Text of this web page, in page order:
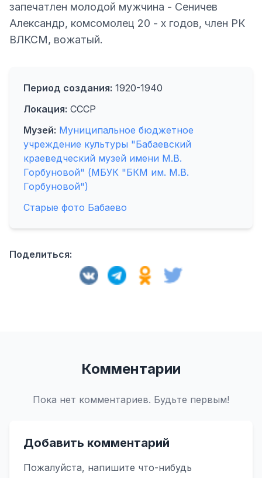
запечатлен молодой мужчина - Сеничев
Александр, комсомолец 20 - х годов, член РК
ВЛКСМ, вожатый.
Период создания: 1920-1940
Локация: СССР
Музей: Муниципальное бюджетное
учреждение культуры "Бабаевский
краеведческий музей имени М.В.
Горбуновой" (МБУК "БКМ им. М.В.
Горбуновой")
Старые фото Бабаево
Поделиться:
Комментарии
Пока нет комментариев. Будьте первым!
Добавить комментарий
Пожалуйста, напишите что-нибудь